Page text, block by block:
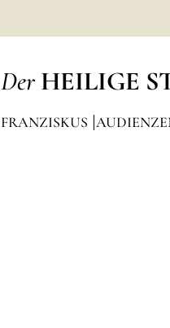
Der HEILIGE
FRANZISKUS